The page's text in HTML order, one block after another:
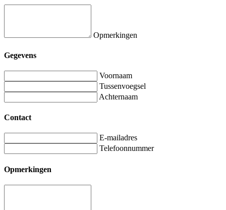
Opmerkingen
Gegevens
Voornaam
Tussenvoegsel
Achternaam
Contact
E-mailadres
Telefoonnummer
Opmerkingen